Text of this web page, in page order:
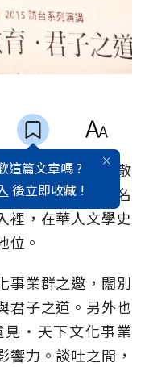
這篇文章嗎 ?
後立即收藏 !
《冷霜長河》等散
最為膾炙人口的名
裡，在華人文學史
位。
事業群之邀，闊別
君子之道。另外也
見‧天下文化事業
力。談吐之間，